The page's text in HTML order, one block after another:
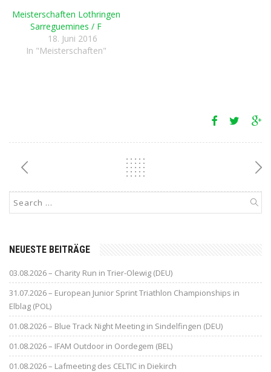
Meisterschaften Lothringen
Sarreguemines / F
18. Juni 2016
In "Meisterschaften"
NEUESTE BEITRÄGE
03.08.2026 – Charity Run in Trier-Olewig (DEU)
31.07.2026 – European Junior Sprint Triathlon Championships in
Elblag (POL)
01.08.2026 – Blue Track Night Meeting in Sindelfingen (DEU)
01.08.2026 – IFAM Outdoor in Oordegem (BEL)
01.08.2026 – Lafmeeting des CELTIC in Diekirch